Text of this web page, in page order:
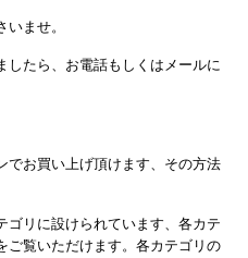
ませ。
したら、お電話もしくはメールに
でお買い上げ頂けます、その方法
ゴリに設けられています、各カテ
ご覧いただけます。各カテゴリの